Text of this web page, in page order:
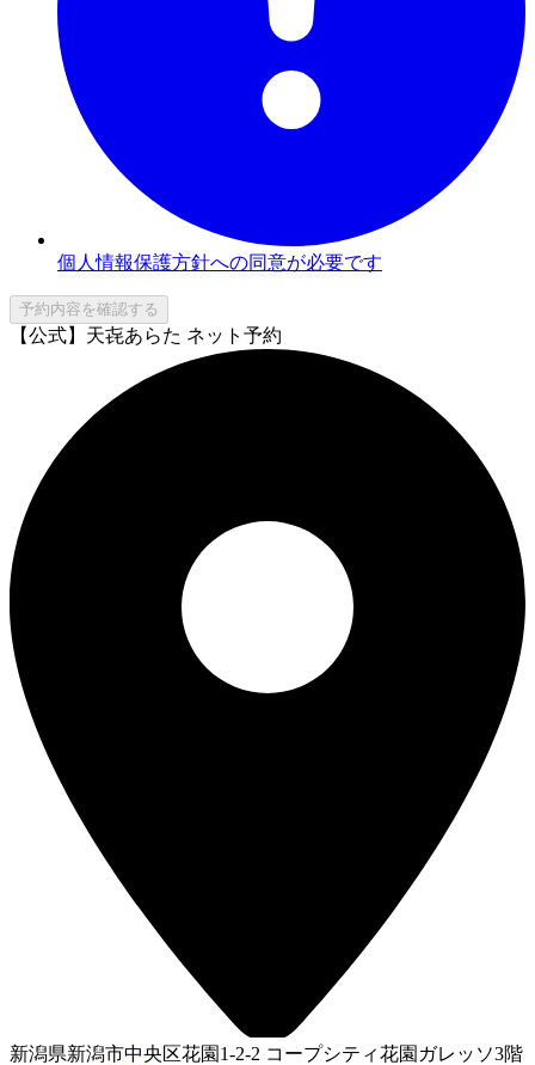
個人情報保護方針への同意が必要です
予約内容を確認する
【公式】天㐂あらた ネット予約
新潟県新潟市中央区花園1-2-2 コープシティ花園ガレッソ3階